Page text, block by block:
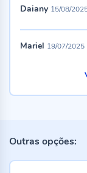
Daiany 15/08/
Mariel 19/07/2025
Outras opções: